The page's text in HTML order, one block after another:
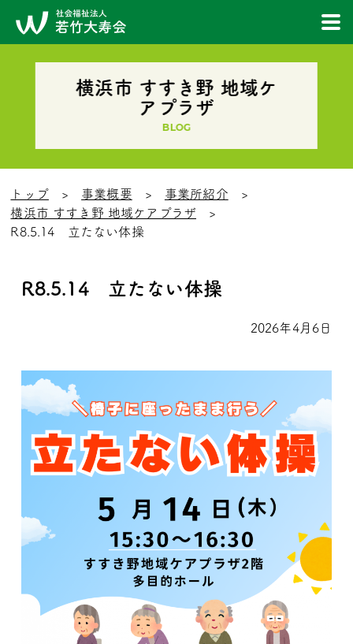
横浜市 すすき野 地域ケ
アプラザ
BLOG
トップ 事業概要
事業所紹介
横浜市 すすき野 地域ケアプラザ
R8.5.14 立たない体操
R8.5.14 立たない体操
2026年4月6日